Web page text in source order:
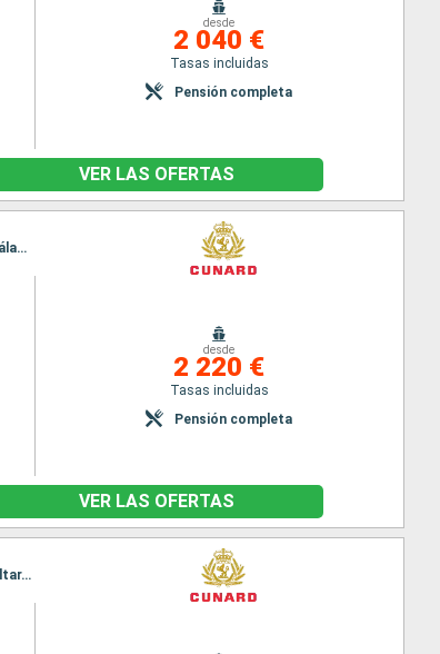
desde
2 040 €
Tasas incluidas
Pensión completa
VER LAS OFERTAS
Itinerario : Southampton, Lisboa, Alicante, Barcelona, Civitavecchia - Roma, Nápoles, Messine, Cagliari, Málaga, Cadiz, Southampton
desde
2 220 €
Tasas incluidas
Pensión completa
VER LAS OFERTAS
Itinerario : Southampton, Cadiz, Santoríni, Mykonos, El Pireo Atenas, Heraklion, Katakolon, Cagliari, Gibraltar, Southampton